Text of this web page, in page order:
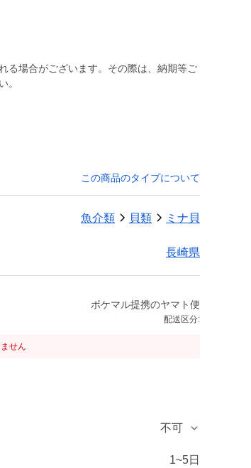
る場合がございます。その際は、納期等ご
この商品のタイプについて
魚介類 貝類 ミナ貝
長崎県
ポケマル提携のヤマト便
配送区分:
せん
不可
1~5日